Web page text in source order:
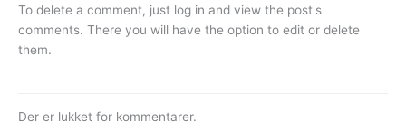
To delete a comment, just log in and view the post's
comments. There you will have the option to edit or delete
them.
Der er lukket for kommentarer.